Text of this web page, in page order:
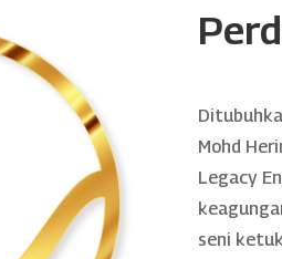
Mohd
Legacy
seni